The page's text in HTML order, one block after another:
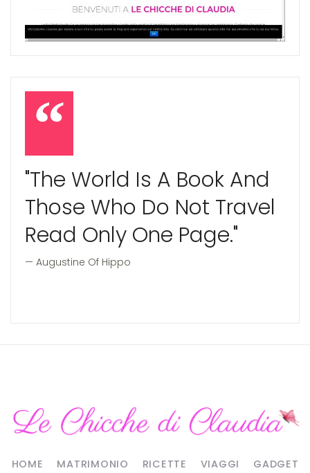
"The World Is A Book And
Those Who Do Not Travel
Read Only One Page."
Augustine Of Hippo
HOME MATRIMONIO RICETTE VIAGGI GADGET